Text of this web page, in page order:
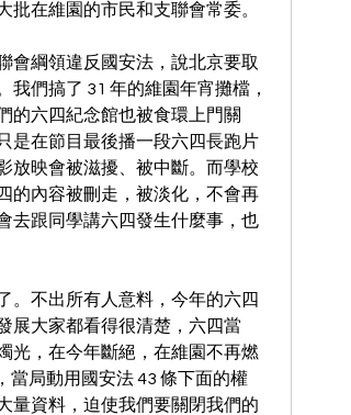
在維園的市民和支聯會常委。
會綱領違反國安法，說北京要取
們搞了 31 年的維園年宵攤檔，
的六四紀念館也被食環上門關
是在節目最後播一段六四長跑片
放映會被滋擾、被中斷。而學校
的內容被刪走，被淡化，不會再
去跟同學講六四發生什麼事，也
。不出所有人意料，今年的六四
展大家都看得很清楚，六四當
光，在今年斷絕，在維園不再燃
當局動用國安法 43 條下面的權
量資料，迫使我們要關閉我們的